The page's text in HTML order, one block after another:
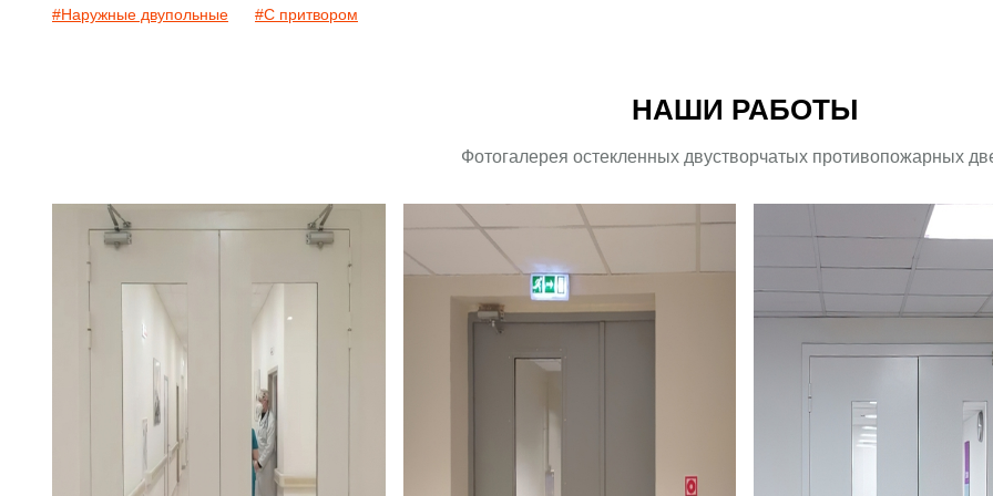
#Наружные двупольные #С притвором
НАШИ РАБОТЫ
Фотогалерея остекленных двустворчатых противопожарных